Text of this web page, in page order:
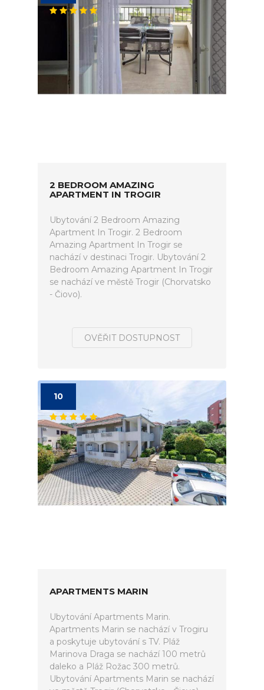
2 BEDROOM AMAZING
APARTMENT IN TROGIR
Ubytování 2 Bedroom Amazing
Apartment In Trogir. 2 Bedroom
Amazing Apartment In Trogir se
nachází v destinaci Trogir. Ubytování 2
Bedroom Amazing Apartment In Trogir
se nachází ve městě Trogir (Chorvatsko
- Čiovo).
OVĚŘIT DOSTUPNOST
10
APARTMENTS MARIN
Ubytování Apartments Marin.
Apartments Marin se nachází v Trogiru
a poskytuje ubytování s TV. Pláž
Marinova Draga se nachází 100 metrů
daleko a Pláž Rožac 300 metrů.
Ubytování Apartments Marin se nachází